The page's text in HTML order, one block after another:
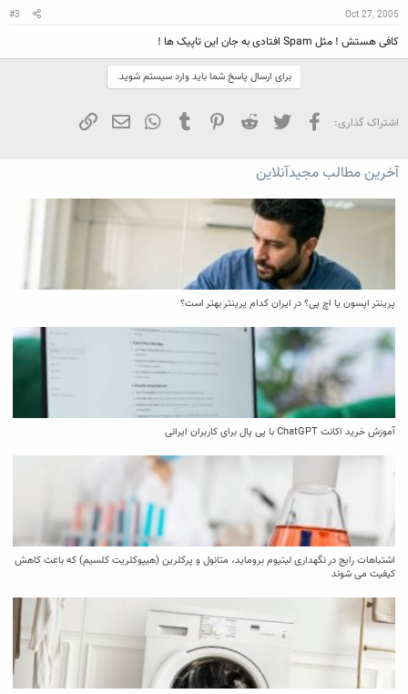
Oct 27, 2005
#3
کافی‌ هستش ! مثل Spam افتادی به جان این تاپیک ها !
برای ارسال پاسخ شما باید وارد سیستم شوید.
اشتراک گذاری: فیسبوک تویتر Reddit
Pinterest
Tumblr
WhatsApp
ایمیل
آخرین مطالب مجیدآنلاین
پرینتر اپسون یا اچ پی؟ در ایران کدام پرینتر بهتر است؟
آموزش خرید اکانت ChatGPT با پی پال برای کاربران ایرانی
اشتباهات رایج در نگهداری لیتیوم بروماید، متانول و پرکلرین (هیپوکلریت کلسیم) که باعث کاهش
کیفیت می‌ شوند